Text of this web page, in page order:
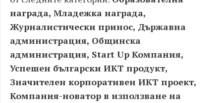
награда, Младежка награда,
Журналистически принос, Държавна
администрация, Общинска
администрация, Start Up Компания,
Успешен български ИКТ продукт,
Значителен корпоративен ИКТ проект,
Компания-новатор в използване на